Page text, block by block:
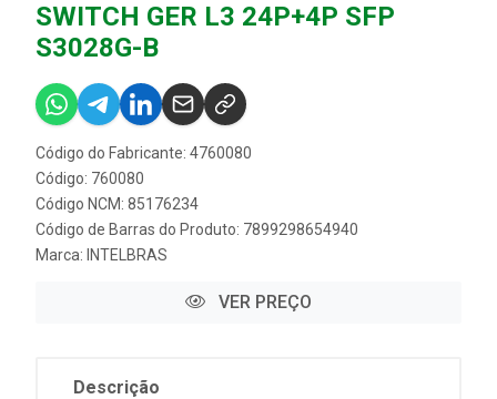
SWITCH GER L3 24P+4P SFP
S3028G-B
Código do Fabricante: 4760080
Código: 760080
Código NCM: 85176234
Código de Barras do Produto: 7899298654940
Marca: INTELBRAS
VER PREÇO
Descrição